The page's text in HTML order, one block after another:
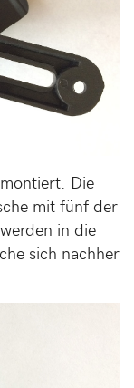
Die
mit fünf der
in die
sich nachher